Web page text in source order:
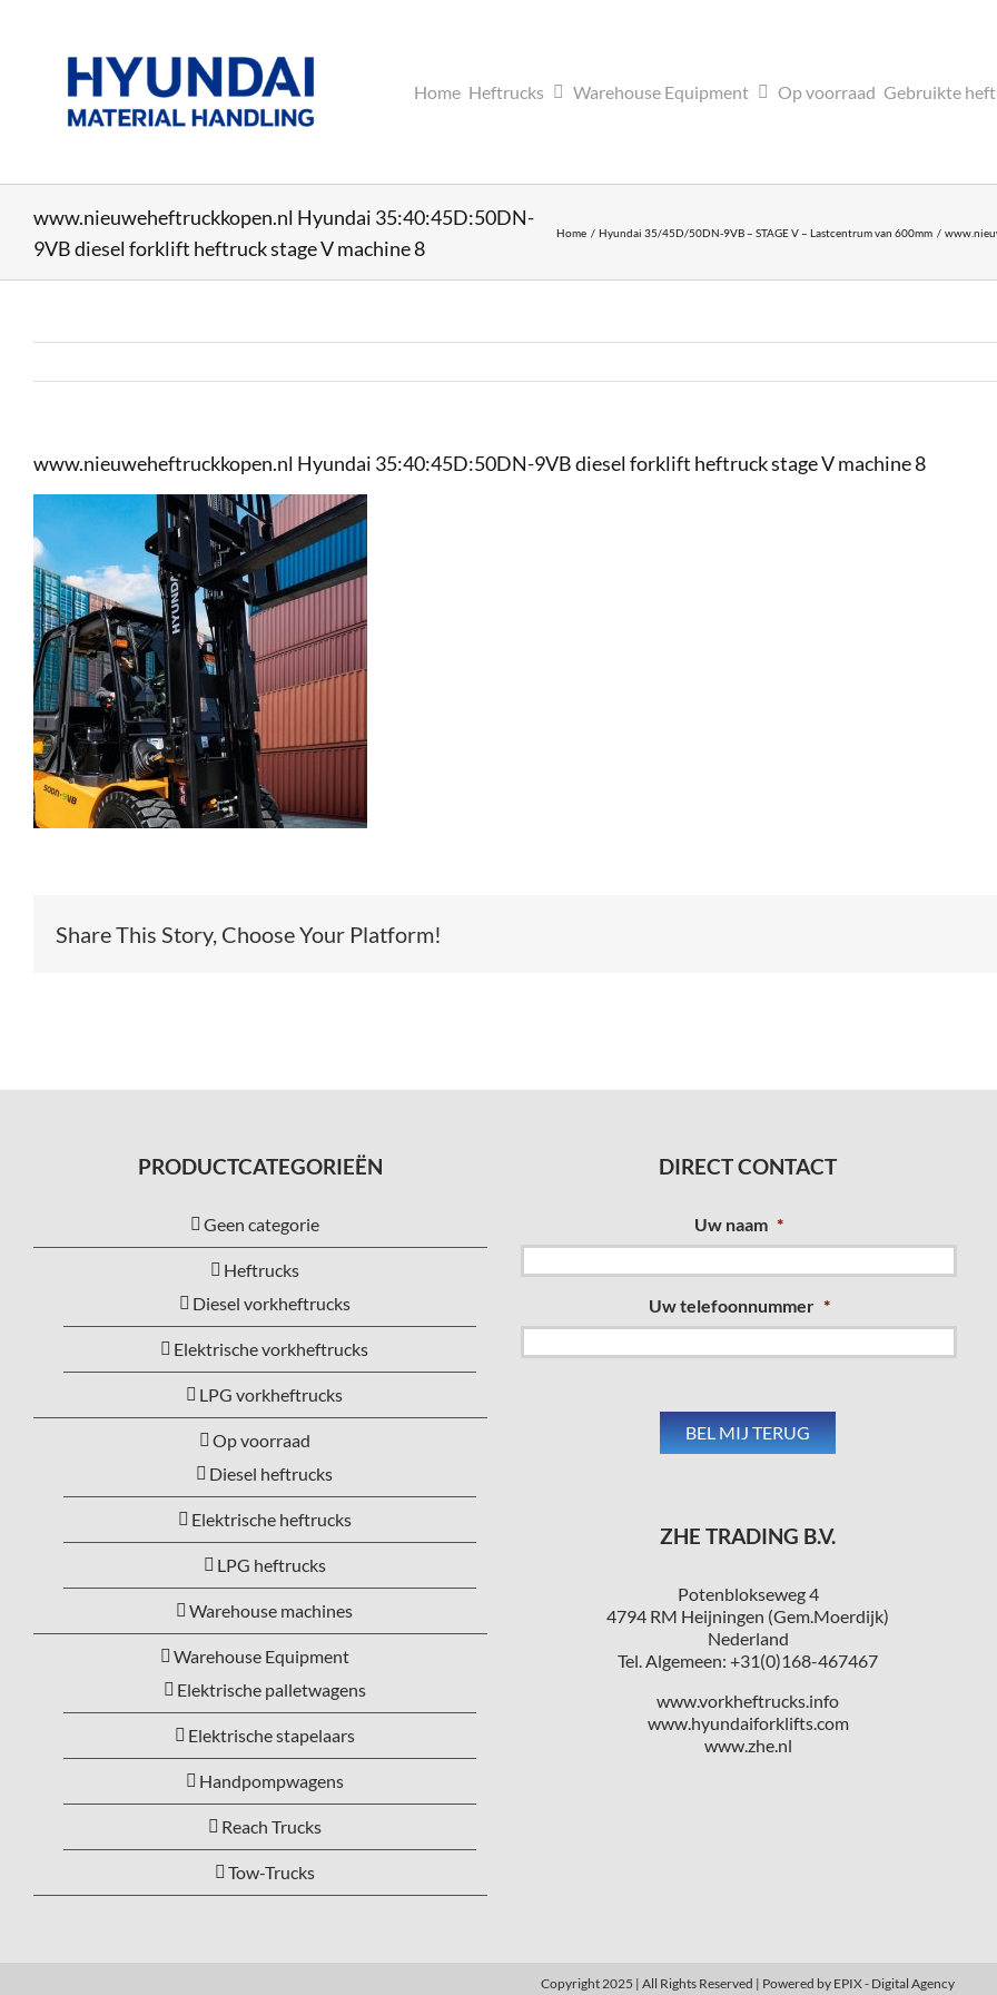
Home Heftrucks Warehouse Equipment Op voorraad Gebruikte
www.nieuweheftruckkopen.nl Hyundai 35:40:45D:50DN-
9VB diesel forklift heftruck stage V machine 8
Home Hyundai 35/45D/50DN-9VB – STAGE V – Lastcentrum van 600mm
www.nieuweheftruckkopen.nl Hyundai 35:40:45D:50DN-9VB diesel forklift heftruck stage V machine 8
Share This Story, Choose Your Platform!
PRODUCTCATEGORIEËN
Geen categorie
Heftrucks
Diesel vorkheftrucks
Elektrische vorkheftrucks
LPG vorkheftrucks
Op voorraad
Diesel heftrucks
Elektrische heftrucks
LPG heftrucks
Warehouse machines
Warehouse Equipment
Elektrische palletwagens
Elektrische stapelaars
Handpompwagens
Reach Trucks
Tow-Trucks
DIRECT CONTACT
Uw naam *
Uw telefoonnummer *
ZHE TRADING B.V.
Potenblokseweg 4
4794 RM Heijningen (Gem.Moerdijk)
Nederland
Tel. Algemeen: +31(0)168-467467
www.vorkheftrucks.info
www.hyundaiforklifts.com
www.zhe.nl
Copyright 2025 | All Rights Reserved | Powered by EPIX - Digital Agency